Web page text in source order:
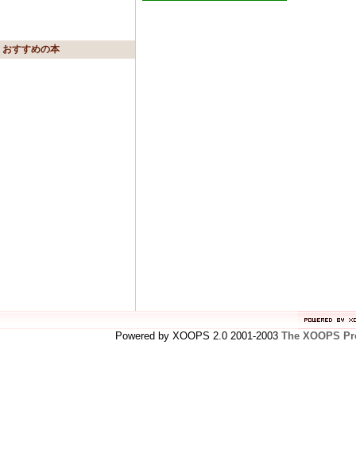
おすすめの本
Powered by XOOPS 2.0 2001-2003 The XOOPS